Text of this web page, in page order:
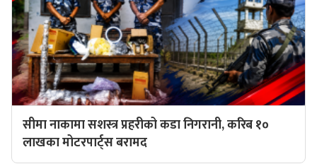
सीमा नाकामा सशस्त्र प्रहरीको कडा निगरानी, करिब १०
लाखका मोटरपार्ट्स बरामद